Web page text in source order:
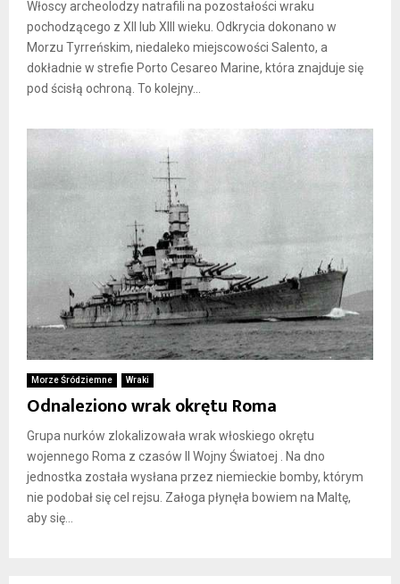
Włoscy archeolodzy natrafili na pozostałości wraku
pochodzącego z XII lub XIII wieku. Odkrycia dokonano w
Morzu Tyrreńskim, niedaleko miejscowości Salento, a
dokładnie w strefie Porto Cesareo Marine, która znajduje się
pod ścisłą ochroną. To kolejny...
Morze Śródziemne Wraki
Odnaleziono wrak okrętu Roma
Grupa nurków zlokalizowała wrak włoskiego okrętu
wojennego Roma z czasów II Wojny Światoej . Na dno
jednostka została wysłana przez niemieckie bomby, którym
nie podobał się cel rejsu. Załoga płynęła bowiem na Maltę,
aby się...